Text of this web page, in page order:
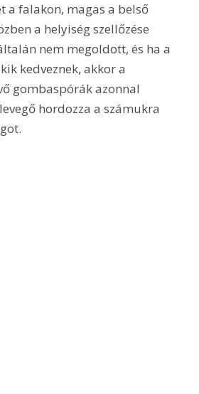
a falakon, magas a belső
a helyiség szellőzése
nem megoldott, és ha a
kedveznek, akkor a
gombaspórák azonnal
hordozza a számukra